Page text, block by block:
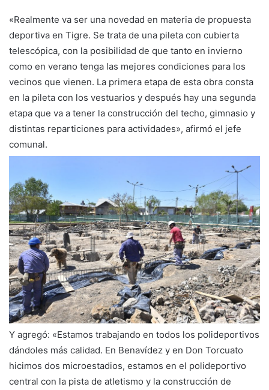
«Realmente va ser una novedad en materia de propuesta
deportiva en Tigre. Se trata de una pileta con cubierta
telescópica, con la posibilidad de que tanto en invierno
como en verano tenga las mejores condiciones para los
vecinos que vienen. La primera etapa de esta obra consta
en la pileta con los vestuarios y después hay una segunda
etapa que va a tener la construcción del techo, gimnasio y
distintas reparticiones para actividades», afirmó el jefe
comunal.
Y agregó: «Estamos trabajando en todos los polideportivos
dándoles más calidad. En Benavídez y en Don Torcuato
hicimos dos microestadios, estamos en el polideportivo
central con la pista de atletismo y la construcción de